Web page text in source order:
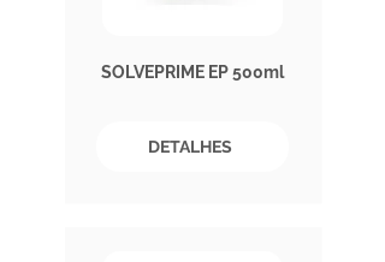
SOLVEPRIME EP 500ml
DETALHES